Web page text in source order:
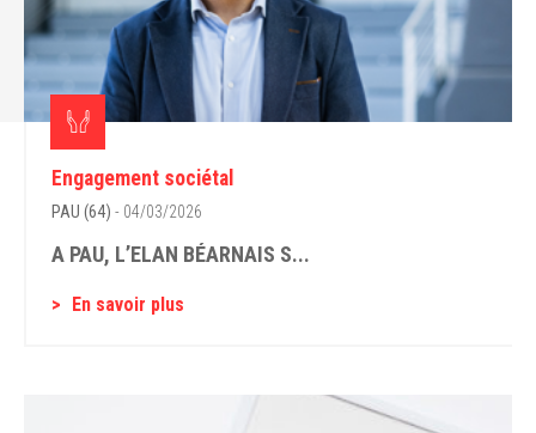
Engagement sociétal
PAU (64) - 04/03/2026
A PAU, L’ELAN BÉARNAIS S...
En savoir plus